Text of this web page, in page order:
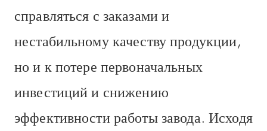
справляться с заказами и
нестабильному качеству продукции,
но и к потере первоначальных
инвестиций и снижению
эффективности работы завода. Исходя